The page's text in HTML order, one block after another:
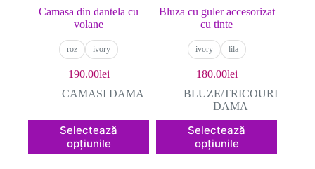
Camasa din dantela cu
volane
roz ivory
190.00lei
CAMASI DAMA
Selectează
opțiunile
Acest
produs
are
Bluza cu guler accesorizat
cu tinte
ivory lila
180.00lei
BLUZE/TRICOURI
DAMA
Selectează
opțiunile
Acest
produs
are